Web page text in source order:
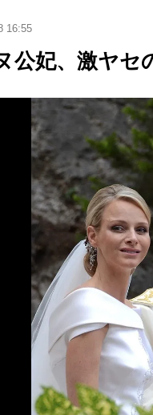
16:55
公妃、激ヤセ